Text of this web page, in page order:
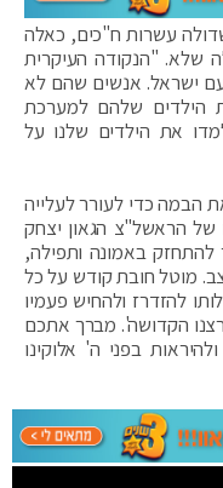
עשרות ח"כים, כאלה
שלא. "הנקודה העיקרית
ישראל. אנשים שהם לא
הילדים שלהם למערכת
את הילדים שלנו על
הבמה כדי לעורר לעלייה
של הראשל"צ הגאון יצחק
להתחזק באמונה ותפילה,
מוטל חובת קודש על כל
להזדרז ולהחיש פעמיו
הקדושה'. מברך אתכם
בפני ה' אלוקינו